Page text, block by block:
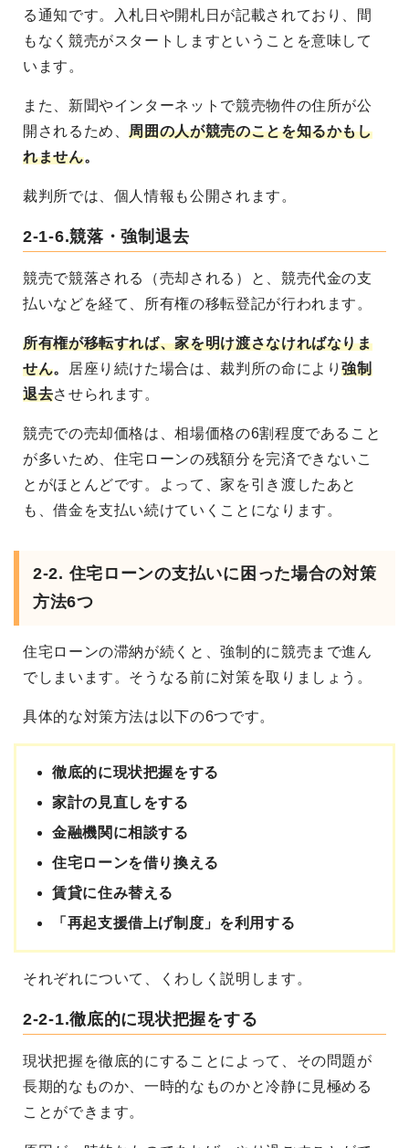
る通知です。入札日や開札日が記載されており、間
もなく競売がスタートしますということを意味して
います。
また、新聞やインターネットで競売物件の住所が公
開されるため、周囲の人が競売のことを知るかもし
れません。
裁判所では、個人情報も公開されます。
2-1-6.競落・強制退去
競売で競落される（売却される）と、競売代金の支
払いなどを経て、所有権の移転登記が行われます。
所有権が移転すれば、家を明け渡さなければなりま
せん。 居座り続けた場合は、裁判所の命により強制
退去させられます。
競売での売却価格は、相場価格の6割程度であること
が多いため、住宅ローンの残額分を完済できないこ
とがほとんどです。よって、家を引き渡したあと
も、借金を支払い続けていくことになります。
2-2. 住宅ローンの支払いに困った場合の対策
方法6つ
住宅ローンの滞納が続くと、強制的に競売まで進ん
でしまいます。そうなる前に対策を取りましょう。
具体的な対策方法は以下の6つです。
徹底的に現状把握をする
家計の見直しをする
金融機関に相談する
住宅ローンを借り換える
賃貸に住み替える
「再起支援借上げ制度」を利用する
それぞれについて、くわしく説明します。
2-2-1.徹底的に現状把握をする
現状把握を徹底的にすることによって、その問題が
長期的なものか、一時的なものかと冷静に見極める
ことができます。